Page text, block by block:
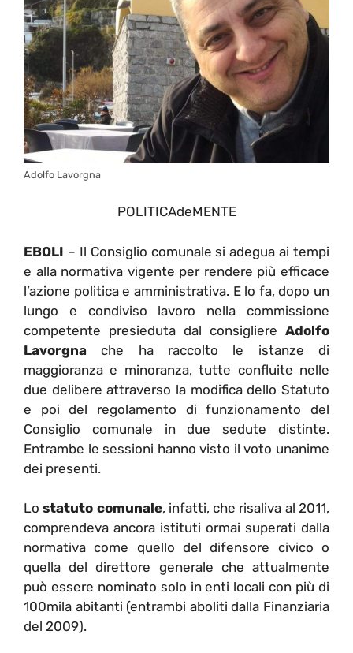
Adolfo Lavorgna
POLITICAdeMENTE
EBOLI – Il Consiglio comunale si adegua ai tempi
e alla normativa vigente per rendere più efficace
l’azione politica e amministrativa. E lo fa, dopo un
lungo e condiviso lavoro nella commissione
competente presieduta dal consigliere Adolfo
Lavorgna che ha raccolto le istanze di
maggioranza e minoranza, tutte confluite nelle
due delibere attraverso la modifica dello Statuto
e poi del regolamento di funzionamento del
Consiglio comunale in due sedute distinte.
Entrambe le sessioni hanno visto il voto unanime
dei presenti.
Lostatuto comunale, infatti, che risaliva al 2011,
comprendeva ancora istituti ormai superati dalla
normativa come quello del difensore civico o
quella del direttore generale che attualmente
può essere nominato solo in enti locali con più di
100mila abitanti (entrambi aboliti dalla Finanziaria
del 2009).